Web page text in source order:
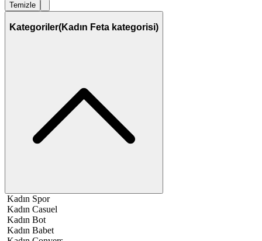
Temizle
Kategoriler(Kadın Feta kategorisi)
Kadın Spor
Kadın Casuel
Kadın Bot
Kadın Babet